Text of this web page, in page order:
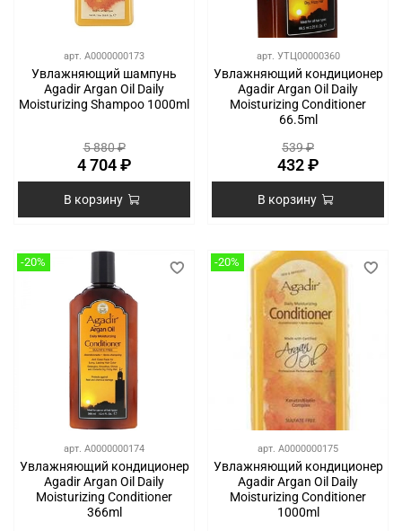
арт. A0000000173
Увлажняющий шампунь
Agadir Argan Oil Daily
Moisturizing Shampoo 1000ml
5 880 ₽
4 704 ₽
В корзину
арт. УТЦ00000360
Увлажняющий кондиционер
Agadir Argan Oil Daily
Moisturizing Conditioner
66.5ml
539 ₽
432 ₽
В корзину
-20%
арт. A0000000174
Увлажняющий кондиционер
Agadir Argan Oil Daily
Moisturizing Conditioner
366ml
-20%
арт. A0000000175
Увлажняющий кондиционер
Agadir Argan Oil Daily
Moisturizing Conditioner
1000ml